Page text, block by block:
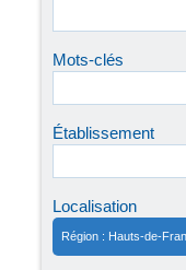
Mots-clés
Établissement
Localisation
Région : Hauts-de-